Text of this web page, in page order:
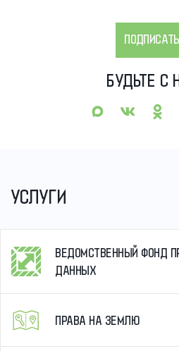
БУДЬТЕ С
УСЛУГИ
ВЕДОМСТВЕННЫЙ ФОНД
ДАННЫХ
ПРАВА НА ЗЕМЛЮ